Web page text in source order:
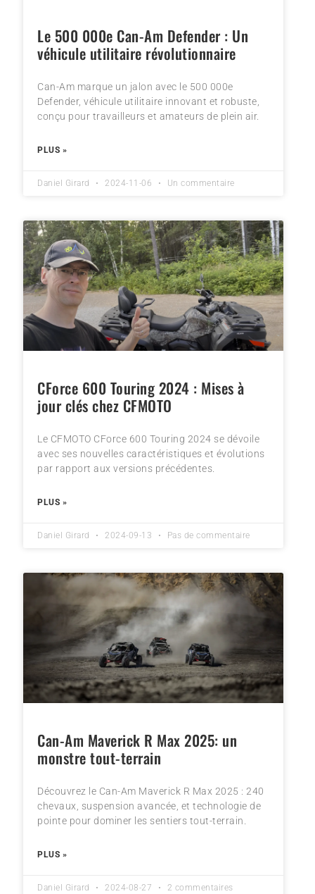
Le 500 000e Can-Am Defender : Un
véhicule utilitaire révolutionnaire
Can-Am marque un jalon avec le 500 000e
Defender, véhicule utilitaire innovant et robuste,
conçu pour travailleurs et amateurs de plein air.
PLUS »
Daniel Girard 2024-11-06 Un commentaire
CForce 600 Touring 2024 : Mises à
jour clés chez CFMOTO
Le CFMOTO CForce 600 Touring 2024 se dévoile
avec ses nouvelles caractéristiques et évolutions
par rapport aux versions précédentes.
PLUS »
Daniel Girard 2024-09-13 Pas de commentaire
Can-Am Maverick R Max 2025: un
monstre tout-terrain
Découvrez le Can-Am Maverick R Max 2025 : 240
chevaux, suspension avancée, et technologie de
pointe pour dominer les sentiers tout-terrain.
PLUS »
Daniel Girard 2024-08-27 2 commentaires